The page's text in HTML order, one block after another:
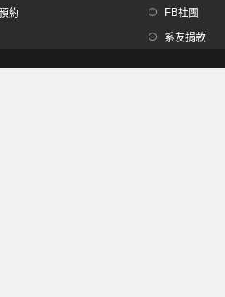
約 FB社團
系友捐款